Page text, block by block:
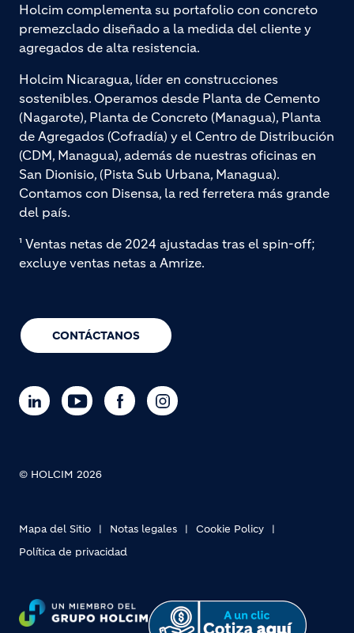
CONTÁCTANOS
Holcim complementa su portafolio con concreto
premezclado diseñado a la medida del cliente y
agregados de alta resistencia.
Holcim Nicaragua, líder en construcciones
sostenibles. Operamos desde Planta de Cemento
(Nagarote), Planta de Concreto (Managua), Planta
de Agregados (Cofradía) y el Centro de Distribución
(CDM, Managua), además de nuestras oficinas en
San Dionisio, (Pista Sub Urbana, Managua).
Contamos con Disensa, la red ferretera más grande
del país.
¹ Ventas netas de 2024 ajustadas tras el spin-off;
excluye ventas netas a Amrize.
© HOLCIM 2026
Mapa del Sitio Notas legales
Cookie Policy
Política de privacidad